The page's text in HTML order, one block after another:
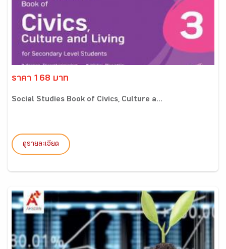
ราคา 168 บาท
Social Studies Book of Civics, Culture a...
ดูรายละเอียด